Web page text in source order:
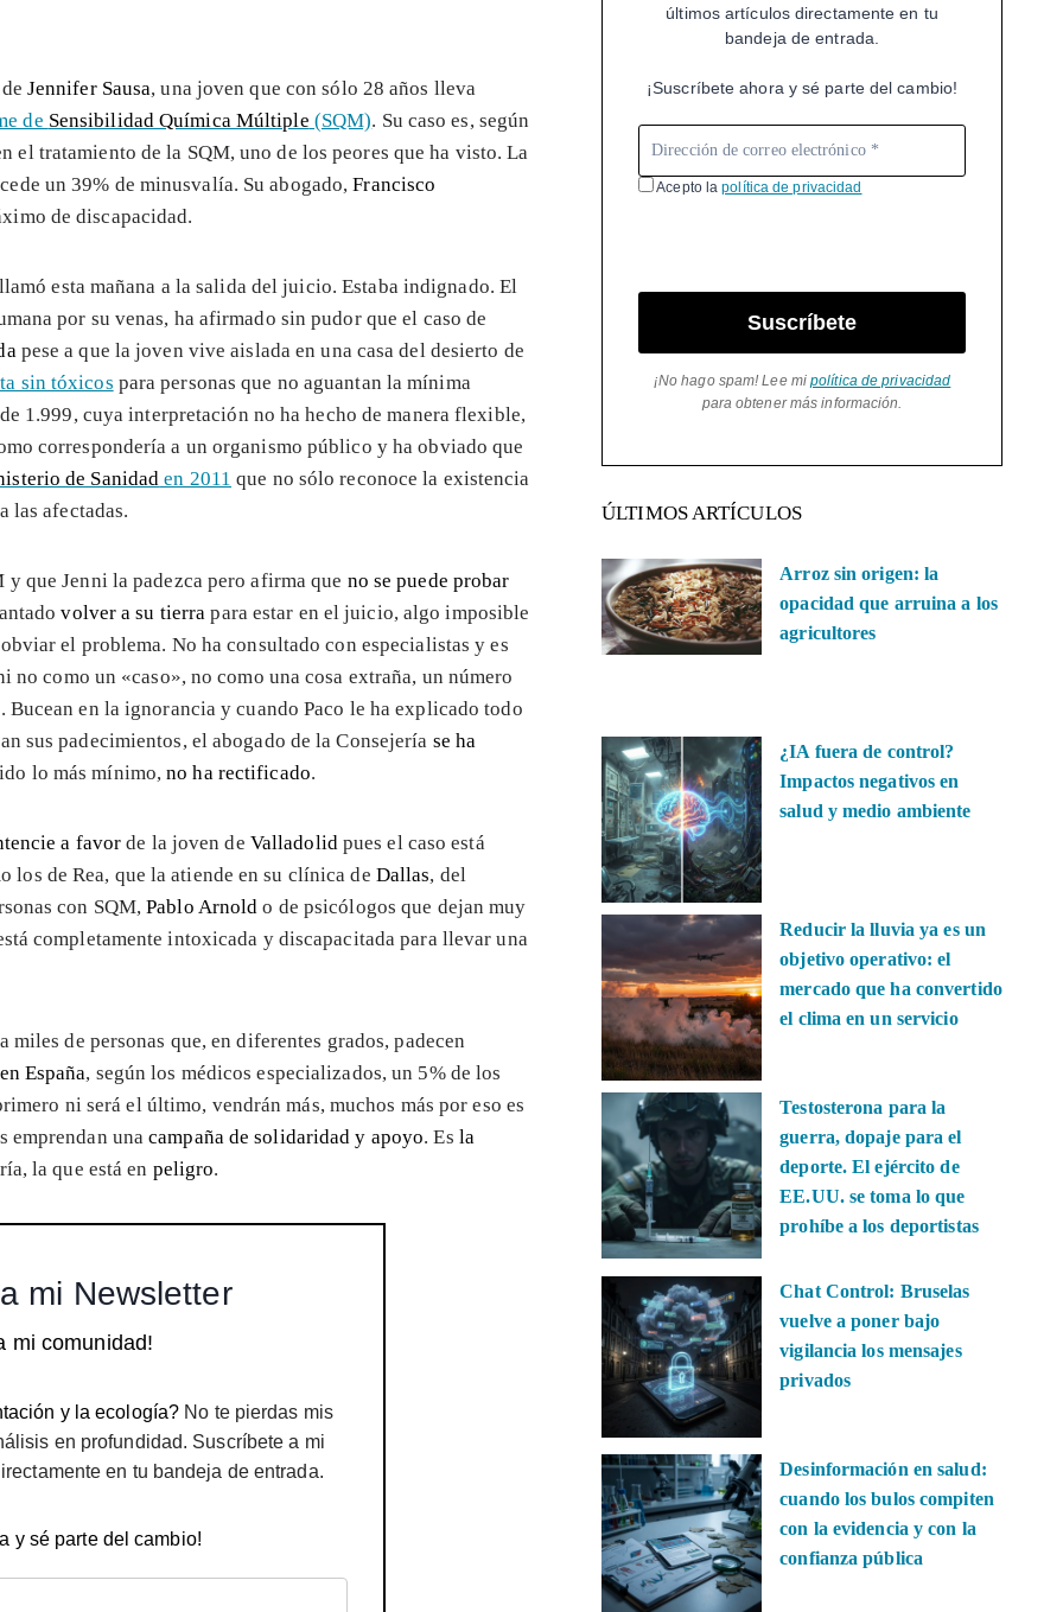
Jennifer Sausa, una joven que con sólo 28 años lleva
de Sensibilidad Química Múltiple (SQM). Su caso es, según
el tratamiento de la SQM, uno de los peores que ha visto. La
un 39% de minusvalía. Su abogado,Francisco
de discapacidad.
esta mañana a la salida del juicio. Estaba indignado. El
por su venas, ha afirmado sin pudor que el caso de
pese a que la joven vive aislada en una casa del desierto de
sin tóxicos para personas que no aguantan la mínima
1.999, cuya interpretación no ha hecho de manera flexible,
correspondería a un organismo público y ha obviado que
de Sanidad en 2011 que no sólo reconoce la existencia
las afectadas.
que Jenni la padezca pero afirma que no se puede probar
volver a su tierra para estar en el juicio, algo imposible
el problema. No ha consultado con especialistas y es
como un «caso», no como una cosa extraña, un número
. Bucean en la ignorancia y cuando Paco le ha explicado todo
sus padecimientos, el abogado de la Consejería se ha
lo más mínimo,no ha rectificado.
a favor de la joven de Valladolidpues el caso está
los de Rea, que la atiende en su clínica de Dallas, del
con SQM,Pablo Arnold o de psicólogos que dejan muy
completamente intoxicada y discapacitada para llevar una
de personas que, en diferentes grados, padecen
España, según los médicos especializados, un 5% de los
ni será el último, vendrán más, muchos más por eso es
emprendan unacampaña de solidaridad y apoyo. Es la
la que está en peligro.
mi Newsletter
mi comunidad!
y la ecología? No te pierdas mis
en profundidad. Suscríbete a mi
en tu bandeja de entrada.
y sé parte del cambio!
últimos artículos directamente en tu
bandeja de entrada.
¡Suscríbete ahora y sé parte del cambio!
Acepto lapolítica de privacidad
Suscríbete
¡No hago spam! Lee mipolítica de privacidad
para obtener más información.
ÚLTIMOS ARTÍCULOS
Arroz sin origen: la
opacidad que arruina a los
agricultores
¿IA fuera de control?
Impactos negativos en
salud y medio ambiente
Reducir la lluvia ya es un
objetivo operativo: el
mercado que ha convertido
el clima en un servicio
Testosterona para la
guerra, dopaje para el
deporte. El ejército de
EE.UU. se toma lo que
prohíbe a los deportistas
Chat Control: Bruselas
vuelve a poner bajo
vigilancia los mensajes
privados
Desinformación en salud:
cuando los bulos compiten
con la evidencia y con la
confianza pública